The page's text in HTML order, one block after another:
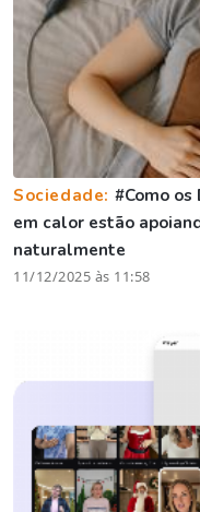
Sociedade: #Como
em calor estão
naturalmente
11/12/2025 às 11:58